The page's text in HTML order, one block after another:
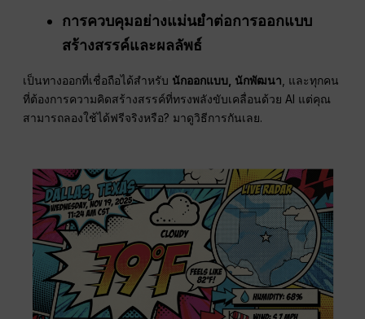
การควบคุมอย่างแม่นยำต่อการออกแบบ
สร้างสรรค์และผลลัพธ์
เป็นทางออกที่เชื่อถือได้สำหรับ นักออกแบบ, นักพัฒนา , และทุกคน
ที่ต้องการความคิดสร้างสรรค์ที่ทรงพลังขับเคลื่อนด้วย AI แต่คุณ
สามารถลองใช้ได้ฟรีจริงหรือ? มาดูวิธีการกันเลย.